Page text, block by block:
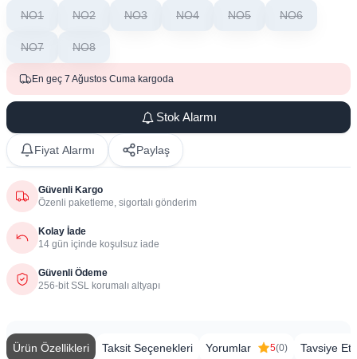
NO1 NO2 NO3 NO4 NO5 NO6
NO7 NO8
En geç 7 Ağustos Cuma kargoda
Stok Alarmı
Fiyat Alarmı Paylaş
Güvenli Kargo
Özenli paketleme, sigortalı gönderim
Kolay İade
14 gün içinde koşulsuz iade
Güvenli Ödeme
256-bit SSL korumalı altyapı
Ürün Özellikleri Taksit Seçenekleri Yorumlar 5(0) Tavsiye Et